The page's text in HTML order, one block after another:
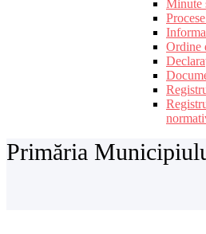
Minute
Ordine
Primăria